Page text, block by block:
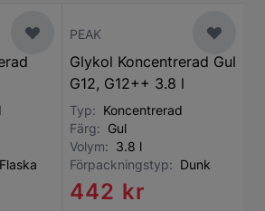
Flaska
PEAK
Glykol Koncentrerad Gul
G12, G12++ 3.8 l
Typ: Koncentrerad
Färg: Gul
Volym: 3.8 l
Förpackningstyp: Dunk
442 kr